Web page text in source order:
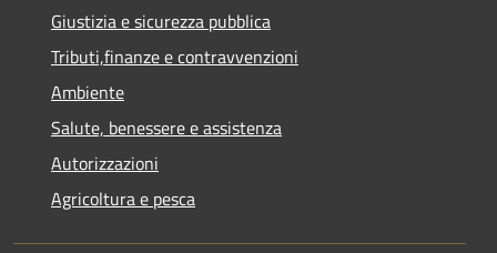
Giustizia e sicurezza pubblica
Tributi,finanze e contravvenzioni
Ambiente
Salute, benessere e assistenza
Autorizzazioni
Agricoltura e pesca